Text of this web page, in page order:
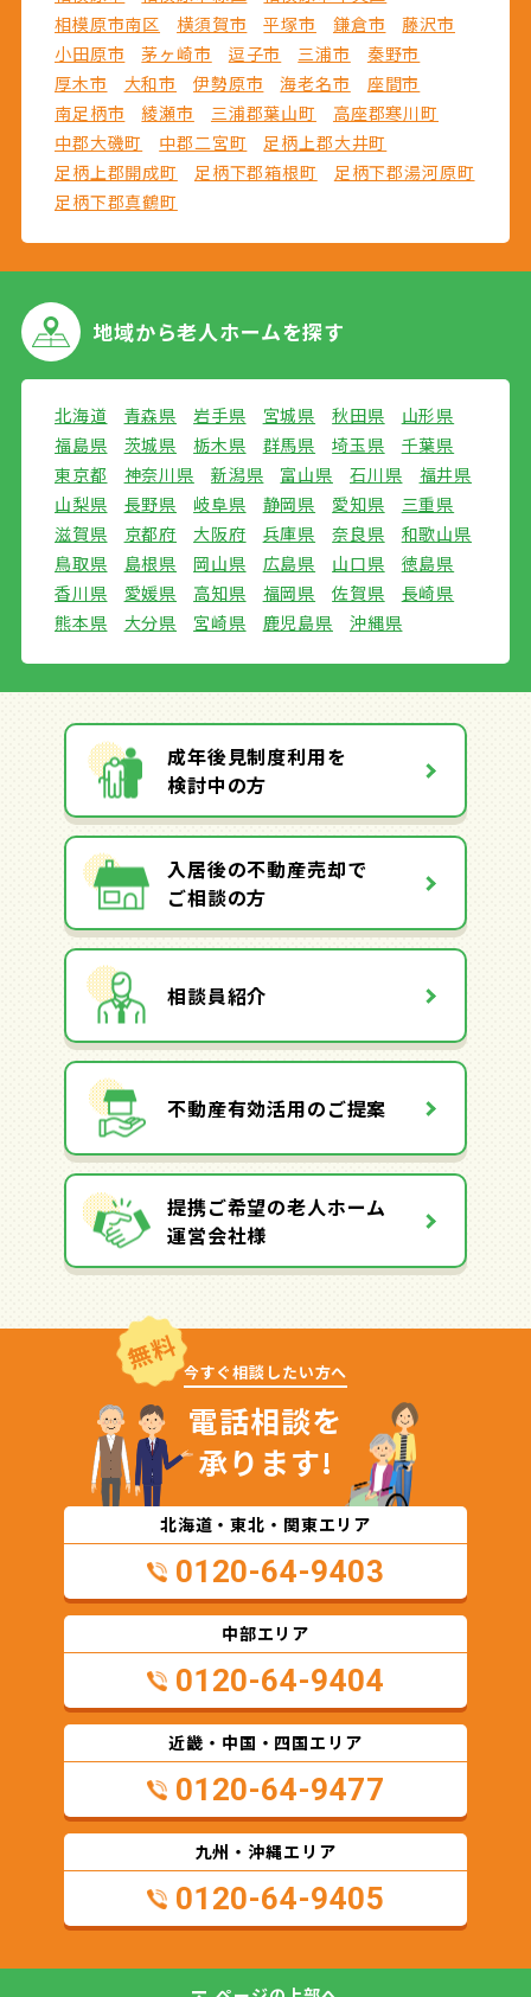
相模原市南区
横須賀市 平塚市 鎌倉市
藤沢市
小田原市
茅ヶ崎市 逗子市 三浦市
秦野市
厚木市
大和市 伊勢原市 海老名市
座間市
南足柄市
綾瀬市 三浦郡葉山町
高座郡寒川町
中郡大磯町
中郡二宮町
足柄上郡大井町
足柄上郡開成町
足柄下郡箱根町
足柄下郡湯河原町
足柄下郡真鶴町
地域から老人ホームを探す
北海道 青森県 岩手県 宮城県 秋田県
山形県
福島県
茨城県 栃木県 群馬県 埼玉県
千葉県
東京都
神奈川県 新潟県 富山県 石川県
福井県
山梨県
長野県 岐阜県 静岡県 愛知県
三重県
滋賀県
京都府 大阪府 兵庫県 奈良県
和歌山県
鳥取県
島根県 岡山県 広島県 山口県
徳島県
香川県
愛媛県 高知県 福岡県 佐賀県
長崎県
熊本県
大分県 宮崎県 鹿児島県 沖縄県
成年後見制度利用を
検討中の方
入居後の不動産売却で
ご相談の方
相談員紹介
不動産有効活用のご提案
提携ご希望の老人ホーム
運営会社様
無料 今すぐ相談したい方へ
電話相談を
承ります!
北海道・東北・関東エリア
0120-64-9403
中部エリア
0120-64-9404
近畿・中国・四国エリア
0120-64-9477
九州・沖縄エリア
0120-64-9405